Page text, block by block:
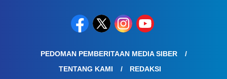
PEDOMAN PEMBERITAAN MEDIA SIBER
TENTANG KAMI
REDAKSI